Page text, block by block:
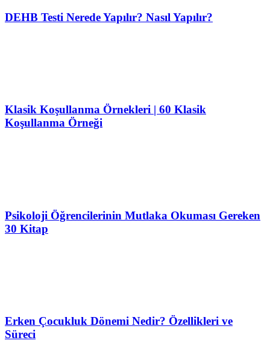
DEHB Testi Nerede Yapılır? Nasıl Yapılır?
Klasik Koşullanma Örnekleri | 60 Klasik
Koşullanma Örneği
Psikoloji Öğrencilerinin Mutlaka Okuması Gereken
30 Kitap
Erken Çocukluk Dönemi Nedir? Özellikleri ve
Süreci